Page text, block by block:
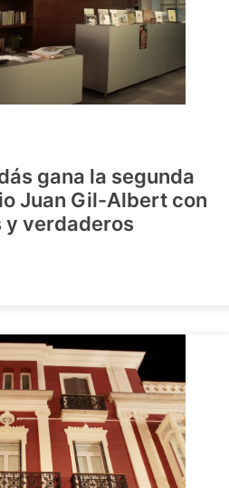
gana la segunda
Juan Gil-Albert con
y verdaderos